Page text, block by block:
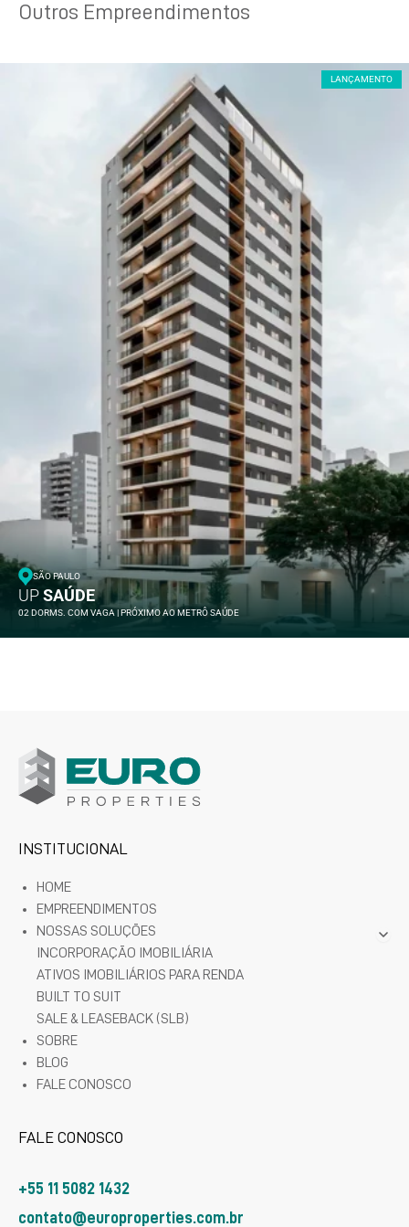
Outros Empreendimentos
LANÇAMENTO
SÃO PAULO
UPSAÚDE
02 DORMS. COM VAGA | PRÓXIMO AO METRÔ SAÚDE
INSTITUCIONAL
HOME
EMPREENDIMENTOS
NOSSAS SOLUÇÕES
INCORPORAÇÃO IMOBILIÁRIA
ATIVOS IMOBILIÁRIOS PARA RENDA
BUILT TO SUIT
SALE & LEASEBACK (SLB)
SOBRE
BLOG
FALE CONOSCO
FALE CONOSCO
+55 11 5082 1432
contato@europroperties.com.br